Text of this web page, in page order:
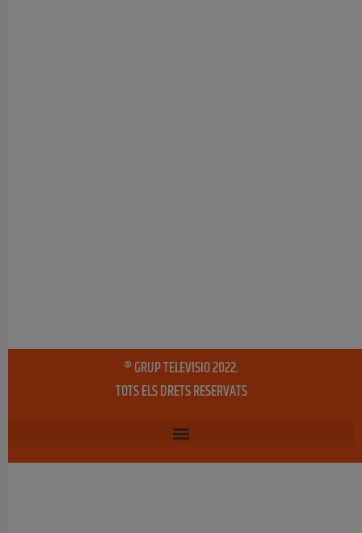
® GRUP TELEVISIO 2022.
TOTS ELS DRETS RESERVATS